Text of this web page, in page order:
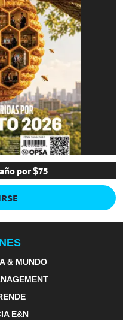
por $75
& MUNDO
E&N